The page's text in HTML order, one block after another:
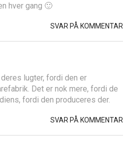
hver gang 🙂
SVAR PÅ KOMMENTAR
lugter, fordi den er
Det er nok mere, fordi de
fordi den produceres der.
SVAR PÅ KOMMENTAR